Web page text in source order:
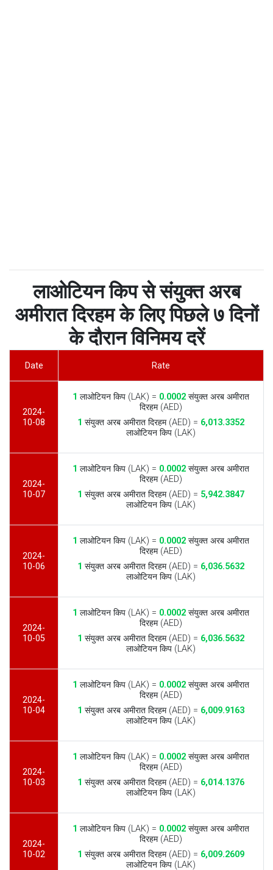
लाओटियन किप से संयुक्त अरब
अमीरात दिरहम के लिए पिछले ७ दिनों
के दौरान विनिमय दरें
Date Rate
2024-
10-08
1 लाओटियन किप (LAK) = 0.0002 संयुक्त अरब अमीरात
दिरहम (AED)
1 संयुक्त अरब अमीरात दिरहम (AED) = 6,013.3352
लाओटियन किप (LAK)
2024-
10-07
1 लाओटियन किप (LAK) = 0.0002 संयुक्त अरब अमीरात
दिरहम (AED)
1 संयुक्त अरब अमीरात दिरहम (AED) = 5,942.3847
लाओटियन किप (LAK)
2024-
10-06
1 लाओटियन किप (LAK) = 0.0002 संयुक्त अरब अमीरात
दिरहम (AED)
1 संयुक्त अरब अमीरात दिरहम (AED) = 6,036.5632
लाओटियन किप (LAK)
2024-
10-05
1 लाओटियन किप (LAK) = 0.0002 संयुक्त अरब अमीरात
दिरहम (AED)
1 संयुक्त अरब अमीरात दिरहम (AED) = 6,036.5632
लाओटियन किप (LAK)
2024-
10-04
1 लाओटियन किप (LAK) = 0.0002 संयुक्त अरब अमीरात
दिरहम (AED)
1 संयुक्त अरब अमीरात दिरहम (AED) = 6,009.9163
लाओटियन किप (LAK)
2024-
10-03
1 लाओटियन किप (LAK) = 0.0002 संयुक्त अरब अमीरात
दिरहम (AED)
1 संयुक्त अरब अमीरात दिरहम (AED) = 6,014.1376
लाओटियन किप (LAK)
2024-
10-02
1 लाओटियन किप (LAK) = 0.0002 संयुक्त अरब अमीरात
दिरहम (AED)
1 संयुक्त अरब अमीरात दिरहम (AED) = 6,009.2609
लाओटियन किप (LAK)